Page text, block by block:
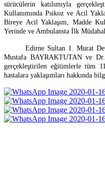
sürücülerin katılımıyla
Kullanımında Psikoz ve Acil
Bireye Acil Yaklaşım, Madde
Yerinde ve Ambulansta İlk
Edirne Sultan 1. Murat
Mustafa BAYRAKTUTAN ve
gerçekleştirilen eğitimlerle tüm
hastalara yaklaşımları hakkında